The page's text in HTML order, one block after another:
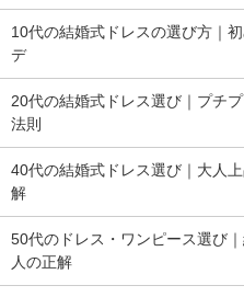
10代の結婚式ドレスの選び方｜
デ
20代の結婚式ドレス選び｜プチ
法則
40代の結婚式ドレス選び｜大人
解
50代のドレス・ワンピース選び
人の正解